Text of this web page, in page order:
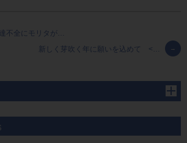
不全にモリタが…
→
新しく芽吹く年に願いを込めて <…